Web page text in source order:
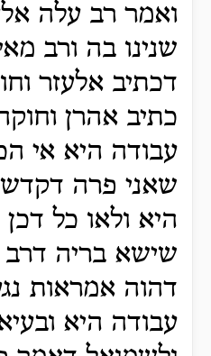
ואמר רב עלה
שנינו בה ורב
דכתיב אלעזר
כתיב אהרן
עבודה היא אי
שאני פרה
היא ולאו כל
שישא בריה דרב
דהוה אמראות
עבודה היא